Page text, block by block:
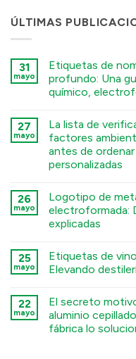
ÚLTIMAS
31
mayo
Etiquetas de
profundo: Una
químico,
नहीं
Deep
Engraving
Metal
Nametags:
A
Chemical
Etching,
Electroforming,
and
में
27
mayo
La lista de
factores
antes de
personalizadas
नहीं
The
Sourcing
Checklist:
Factors
You
Must
Factory
Before
Ordering
Custom
Aluminum
26
mayo
Logotipo de
electroformada:
explicadas
नहीं
Stamped
Metal
Electroformed
Sticker:
Structural
Differences
25
mayo
Etiquetas de
Elevando
नहीं
Premium
Embossed
Wine
22
mayo
El secreto
aluminio
fábrica lo